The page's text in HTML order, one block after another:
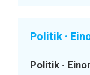
Politik ·
Politik ·